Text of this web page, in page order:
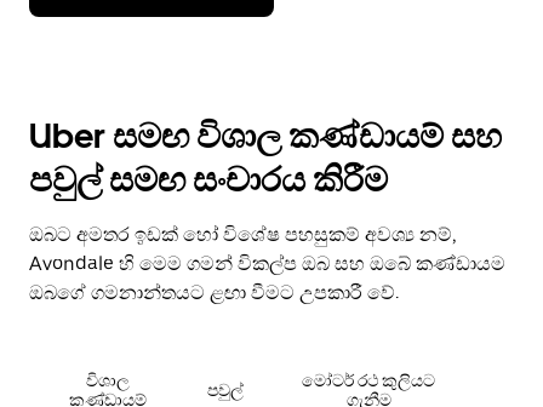
Uber සමඟ විශාල කණ්ඩායම් සහ
පවුල් සමඟ සංචාරය කිරීම
ඔබට අමතර ඉඩක් හෝ විශේෂ පහසුකම් අවශ්‍ය නම්,
Avondale හි මෙම ගමන් විකල්ප ඔබ සහ ඔබේ කණ්ඩායම
ඔබගේ ගමනාන්තයට ළඟා වීමට උපකාරී වේ.
විශාල
කණ්ඩායම්
පවුල්
මෝටර් රථ කුලියට
ගැනීම